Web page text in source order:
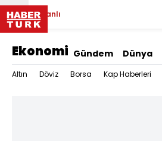
Canlı
Ekonomi Gündem Dünya
Altın Döviz Borsa Kap Haberleri